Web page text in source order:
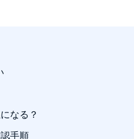
なる？
る？
手順